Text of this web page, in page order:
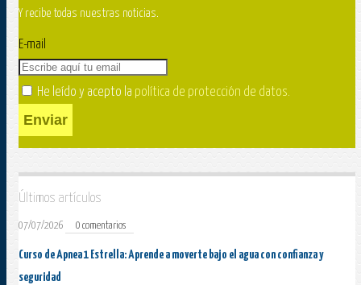
Y recibe todas nuestras noticias.
E-mail
He leído y acepto la política de protección de datos.
Enviar
Últimos artículos
07/07/2026 0 comentarios
Curso de Apnea 1 Estrella: Aprende a moverte bajo el agua con confianza y
seguridad